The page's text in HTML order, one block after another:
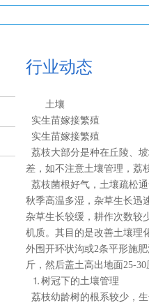
行业动态
土壤
实生苗嫁接繁殖
实生苗嫁接繁殖
荔枝大部分是种在丘陵、
差，如不注意土壤管理，荔
荔枝菌根好气，土壤疏松
秋季高温多湿，杂草生长迅
杂草生长较缓，耕作次数较
机质。其目的是改善土壤理
外围开环状沟或2条平形施
斤，然后盖土高出地面25-30
⒈树冠下的土壤管理
荔枝幼龄树的根系较少，